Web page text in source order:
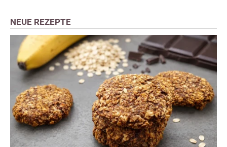
NEUE REZEPTE